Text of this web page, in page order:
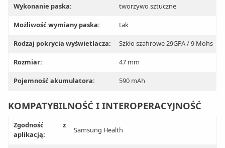
Wykonanie paska: tworzywo sztuczne
Możliwość wymiany paska: tak
Rodzaj pokrycia wyświetlacza: Szkło szafirowe 29GPA / 9 Mohs
Rozmiar: 47 mm
Pojemność akumulatora: 590 mAh
KOMPATYBILNOŚĆ I INTEROPERACYJNOŚĆ
Zgodność z
aplikacją:
Samsung Health